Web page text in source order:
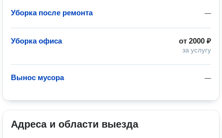
—
Уборка после ремонта
от 2000 ₽
за услугу
Уборка офиса
—
Вынос мусора
Адреса и области выезда